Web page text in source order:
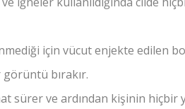
için vücut enjekte edilen
bırakır.
sürer ve ardından kişinin hiçbir